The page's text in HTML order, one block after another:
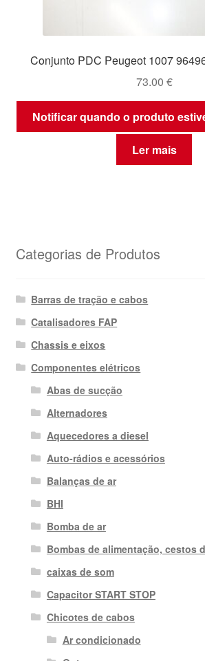
Conjunto PDC Peugeot 1007
73.00 €
Notificar quando o produto
Ler mais
Categorias de Produtos
Barras de tração e cabos
Catalisadores FAP
Chassis e eixos
Componentes elétricos
Abas de sucção
Alternadores
Aquecedores a diesel
Auto-rádios e acessórios
Balanças de ar
BHI
Bomba de ar
Bombas de alimentação, cestos
caixas de som
Capacitor START STOP
Chicotes de cabos
Ar condicionado